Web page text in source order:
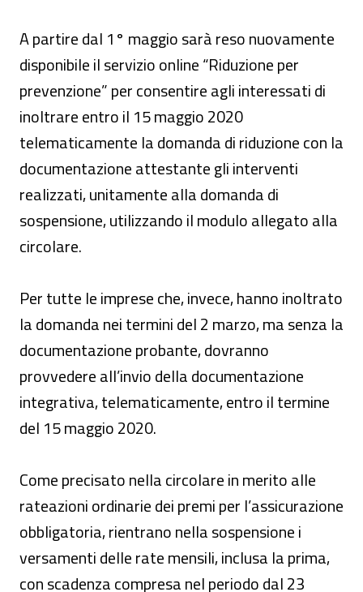
A partire dal 1° maggio sarà reso nuovamente
disponibile il servizio online “Riduzione per
prevenzione” per consentire agli interessati di
inoltrare entro il 15 maggio 2020
telematicamente la domanda di riduzione con la
documentazione attestante gli interventi
realizzati, unitamente alla domanda di
sospensione, utilizzando il modulo allegato alla
circolare.
Per tutte le imprese che, invece, hanno inoltrato
la domanda nei termini del 2 marzo, ma senza la
documentazione probante, dovranno
provvedere all’invio della documentazione
integrativa, telematicamente, entro il termine
del 15 maggio 2020.
Come precisato nella circolare in merito alle
rateazioni ordinarie dei premi per l’assicurazione
obbligatoria, rientrano nella sospensione i
versamenti delle rate mensili, inclusa la prima,
con scadenza compresa nel periodo dal 23